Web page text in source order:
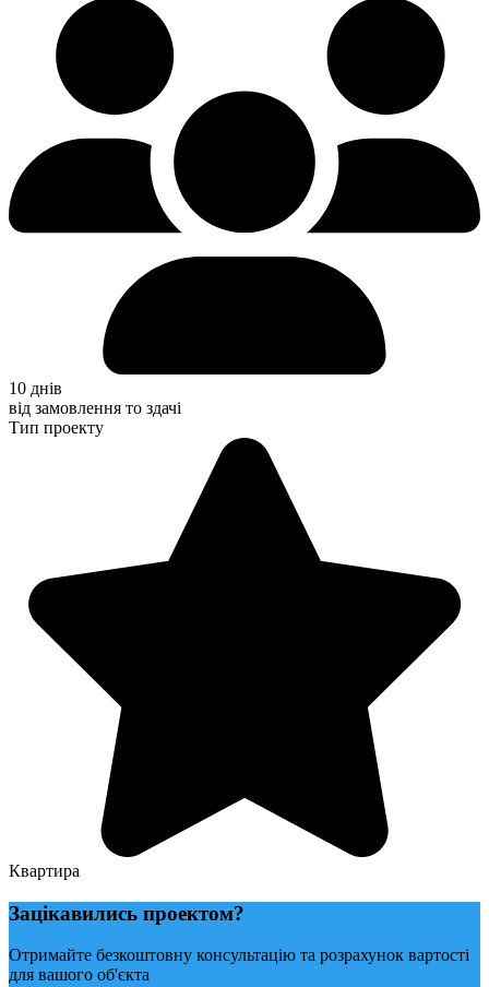
10 днів
від замовлення то здачі
Тип проекту
Квартира
Зацікавились проектом?
Отримайте безкоштовну консультацію та розрахунок вартості
для вашого об'єкта